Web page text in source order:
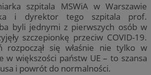
szpitala MSWiA w Warszawie
i dyrektor tego szpitala prof.
byli jednymi z pierwszych osób w
szczepionkę przeciw COVID-19.
rozpoczął się właśnie nie tylko w
w większości państw UE – to szansa
i powrót do normalności.